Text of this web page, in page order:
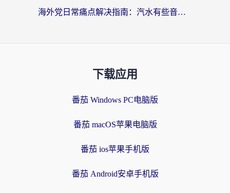
海外党日常痛点解决指南：汽水有些音乐在国外无法播放怎么办？
下载应用
番茄 Windows PC电脑版
番茄 macOS苹果电脑版
番茄 ios苹果手机版
番茄 Android安卓手机版